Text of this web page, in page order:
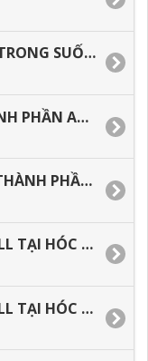
NƠI BÁN KEO EPOXY TRONG SUỐT HAI THÀNH PHẦN GIÁ RẺ.
KEO EPOXY AB 2 THÀNH PHẦN AB, EPOXY RESIN ĐỔ MẶT BÀN GIÁ RẺ.
BÁN KEO EPOXY HAI THÀNH PHẦN SỐ LƯỢNG 1 KÝ, 3, KÝ, 5 KÝ, 10 KÝ VÀ SỐ LƯỢNG LỚN.
SHOP BÁN GIẤY IN BILL TẠI HÓC MÔN, BÌNH TÂN, TÂN BÌNH, TÂN PHÚ.
SHOP BÁN GIẤY IN BILL TẠI HÓC MÔN, BÌNH TÂN, TÂN BÌNH, TÂN PHÚ.